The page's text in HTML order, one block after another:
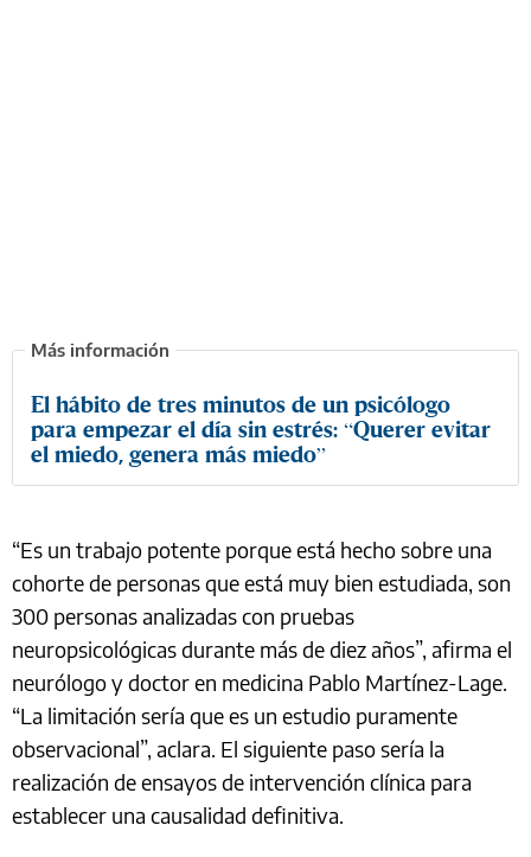
El hábito de tres minutos de un psicólogo
para empezar el día sin estrés: “Querer evitar
el miedo, genera más miedo”
“Es un trabajo potente porque está hecho sobre una
cohorte de personas que está muy bien estudiada, son
300 personas analizadas con pruebas
neuropsicológicas durante más de diez años”, afirma el
neurólogo y doctor en medicina Pablo Martínez-Lage.
“La limitación sería que es un estudio puramente
observacional”, aclara. El siguiente paso sería la
realización de ensayos de intervención clínica para
establecer una causalidad definitiva.